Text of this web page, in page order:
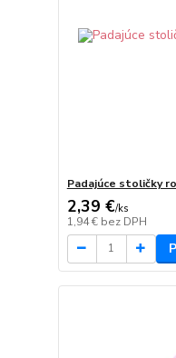
Padajúce stoličky
2,39 €/ks
1,94 € bez DPH